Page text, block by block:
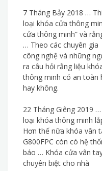
7 Tháng Bảy 2018 …
loại khóa cửa thông
cửa thông minh” và
… Theo các chuyên gia
công nghệ và những
ra câu hỏi rằng liệu
thông minh có an toàn
hay không.
22 Tháng Giêng 2019
loại khóa thông minh
Hơn thế nữa khóa vân
G800FPC còn có hệ
báo … Khóa cửa vân
chuyên biệt cho nhà